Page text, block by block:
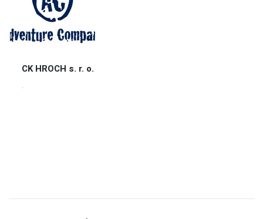
CK HROCH s. r. o.
.